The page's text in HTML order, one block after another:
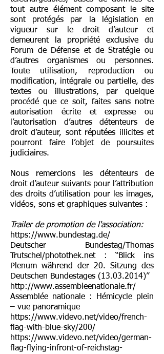
tout autre élément composant le site
sont protégés par la législation en
vigueur sur le droit d’auteur et
demeurent la propriété exclusive du
Forum de Défense et de Stratégie ou
d’autres organismes ou personnes.
Toute utilisation, reproduction ou
modification, intégrale ou partielle, des
textes ou illustrations, par quelque
procédé que ce soit, faites sans notre
autorisation écrite et expresse ou
l’autorisation d’autres détenteurs de
droit d’auteur, sont réputées illicites et
pourront faire l’objet de poursuites
judiciaires.
Nous remercions les détenteurs de
droit d’auteur suivants pour l’attribution
des droits d’utilisation pour les images,
vidéos, sons et graphiques suivantes :
Trailer de promotion de l'association:
https://www.bundestag.de/
Deutscher Bundestag/Thomas
Trutschel/photothek.net : “Blick ins
Plenum während der 20. Sitzung des
Deutschen Bundestages (13.03.2014)”
http://www.assembleenationale.fr/
Assemblée nationale : Hémicycle plein
– vue panoramique
https://www.videvo.net/video/french-
flag-with-blue-sky/200/
https://www.videvo.net/video/german-
flag-flying-infront-of-reichstag-